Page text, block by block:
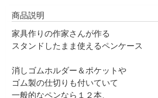
商品説明
家具作りの作家さんが作る
スタンドしたまま使えるペンケース
消しゴムホルダー＆ポケットや
ゴム製の仕切りも付いていて
一般的なペンなら１２本、